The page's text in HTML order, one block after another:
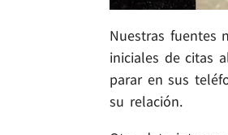
Nuestras fuentes
iniciales de citas
parar en sus
su relación.